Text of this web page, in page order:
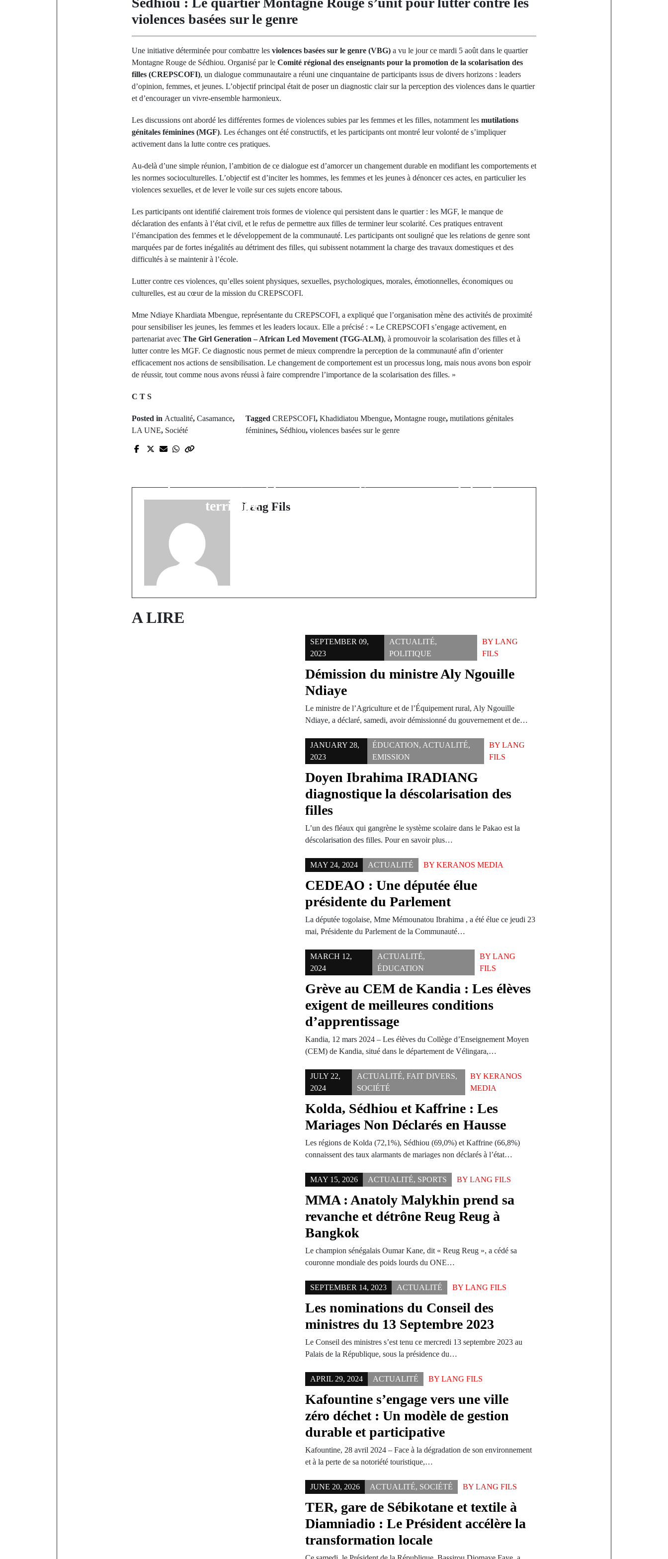
violences basées sur le genre
Une initiative déterminée pour combattre les violences basées sur le genre (VBG) a vu le jour ce mardi 5 août dans le quartier
Montagne Rouge de Sédhiou. Organisé par le Comité régional des enseignants pour la promotion de la scolarisation des
filles (CREPSCOFI), un dialogue communautaire a réuni une cinquantaine de participants issus de divers horizons : leaders
d’opinion, femmes, et jeunes. L’objectif principal était de poser un diagnostic clair sur la perception des violences dans le quartier
et d’encourager un vivre-ensemble harmonieux.
Les discussions ont abordé les différentes formes de violences subies par les femmes et les filles, notamment les mutilations
génitales féminines (MGF). Les échanges ont été constructifs, et les participants ont montré leur volonté de s’impliquer
activement dans la lutte contre ces pratiques.
Au-delà d’une simple réunion, l’ambition de ce dialogue est d’amorcer un changement durable en modifiant les comportements et
les normes socioculturelles. L’objectif est d’inciter les hommes, les femmes et les jeunes à dénoncer ces actes, en particulier les
violences sexuelles, et de lever le voile sur ces sujets encore tabous.
Les participants ont identifié clairement trois formes de violence qui persistent dans le quartier : les MGF, le manque de
déclaration des enfants à l’état civil, et le refus de permettre aux filles de terminer leur scolarité. Ces pratiques entravent
l’émancipation des femmes et le développement de la communauté. Les participants ont souligné que les relations de genre sont
marquées par de fortes inégalités au détriment des filles, qui subissent notamment la charge des travaux domestiques et des
difficultés à se maintenir à l’école.
Lutter contre ces violences, qu’elles soient physiques, sexuelles, psychologiques, morales, émotionnelles, économiques ou
culturelles, est au cœur de la mission du CREPSCOFI.
Mme Ndiaye Khardiata Mbengue, représentante du CREPSCOFI, a expliqué que l’organisation mène des activités de proximité
pour sensibiliser les jeunes, les femmes et les leaders locaux. Elle a précisé : « Le CREPSCOFI s’engage activement, en
partenariat avec The Girl Generation – African Led Movement (TGG-ALM), à promouvoir la scolarisation des filles et à
lutter contre les MGF. Ce diagnostic nous permet de mieux comprendre la perception de la communauté afin d’orienter
efficacement nos actions de sensibilisation. Le changement de comportement est un processus long, mais nous avons bon espoir
de réussir, tout comme nous avons réussi à faire comprendre l’importance de la scolarisation des filles. »
C T S
Posted in Actualité, Casamance,
LA UNE, Société
Tagged CREPSCOFI, Khadidiatou Mbengue, Montagne rouge, mutilations génitales
féminines, Sédhiou, violences basées sur le genre
CHAN 2024 : L’Afrique de
favoris marquent leur
territoire
Souané : une mobilisation
Lang Fils
A LIRE
SEPTEMBER 09,
2023
ACTUALITÉ,
POLITIQUE
BYLANG
FILS
Démission du ministre Aly Ngouille
Ndiaye
Le ministre de l’Agriculture et de l’Équipement rural, Aly Ngouille
Ndiaye, a déclaré, samedi, avoir démissionné du gouvernement et de…
JANUARY 28,
2023
ÉDUCATION, ACTUALITÉ,
EMISSION
BYLANG
FILS
Doyen Ibrahima IRADIANG
diagnostique la déscolarisation des
filles
L’un des fléaux qui gangrène le système scolaire dans le Pakao est la
déscolarisation des filles. Pour en savoir plus…
MAY 24, 2024 ACTUALITÉ BYKERANOS MEDIA
CEDEAO : Une députée élue
présidente du Parlement
La députée togolaise, Mme Mémounatou Ibrahima , a été élue ce jeudi 23
mai, Présidente du Parlement de la Communauté…
MARCH 12,
2024
ACTUALITÉ,
ÉDUCATION
BY LANG
FILS
Grève au CEM de Kandia : Les élèves
exigent de meilleures conditions
d’apprentissage
Kandia, 12 mars 2024 – Les élèves du Collège d’Enseignement Moyen
(CEM) de Kandia, situé dans le département de Vélingara,…
JULY 22,
2024
ACTUALITÉ,FAIT DIVERS,
SOCIÉTÉ
BYKERANOS
MEDIA
Kolda, Sédhiou et Kaffrine : Les
Mariages Non Déclarés en Hausse
Les régions de Kolda (72,1%), Sédhiou (69,0%) et Kaffrine (66,8%)
connaissent des taux alarmants de mariages non déclarés à l’état…
MAY 15, 2026 ACTUALITÉ, SPORTS BYLANG FILS
MMA : Anatoly Malykhin prend sa
revanche et détrône Reug Reug à
Bangkok
Le champion sénégalais Oumar Kane, dit « Reug Reug », a cédé sa
couronne mondiale des poids lourds du ONE…
SEPTEMBER 14, 2023 ACTUALITÉ BYLANG FILS
Les nominations du Conseil des
ministres du 13 Septembre 2023
Le Conseil des ministres s’est tenu ce mercredi 13 septembre 2023 au
Palais de la République, sous la présidence du…
APRIL 29, 2024 ACTUALITÉ BYLANG FILS
Kafountine s’engage vers une ville
zéro déchet : Un modèle de gestion
durable et participative
Kafountine, 28 avril 2024 – Face à la dégradation de son environnement
et à la perte de sa notoriété touristique,…
JUNE 20, 2026 ACTUALITÉ, SOCIÉTÉ BYLANG FILS
TER, gare de Sébikotane et textile à
Diamniadio : Le Président accélère la
transformation locale